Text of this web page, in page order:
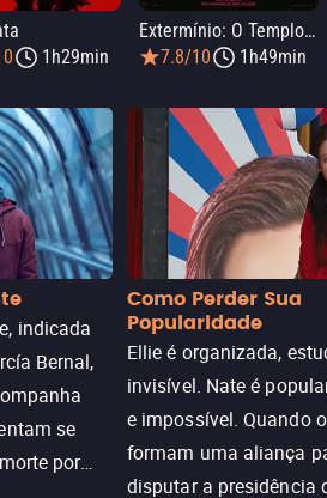
1h29min
Extermínio: O Templo dos Ossos
7.8/10
1h49min
indicada
Bernal,
se
por
Como Perder Sua
Popularidade
Ellie é organizada,
invisível. Nate é
e impossível. Quando
formam uma aliança
disputar a presidência